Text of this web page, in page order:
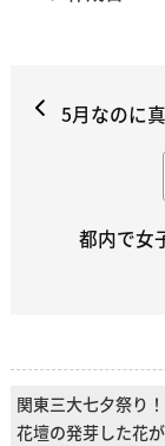
5月なのに
都内で女
関東三大七夕祭り
花壇の発芽した花